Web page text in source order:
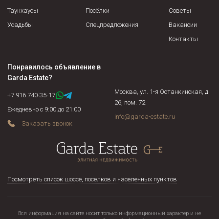
Таунхаусы
Усадьбы
Посёлки
Спецпредложения
Советы
Вакансии
Контакты
Понравилось объявление в
Garda Estate?
+7 916 740-35-17
Ежедневно с 9:00 до 21:00
Заказать звонок
Москва, ул. 1-я Останкинская, д.
26, пом. 72
info@garda-estate.ru
Посмотреть список шоссе, поселков и населенных пунктов
Вся информация на сайте носит только информационный характер и не